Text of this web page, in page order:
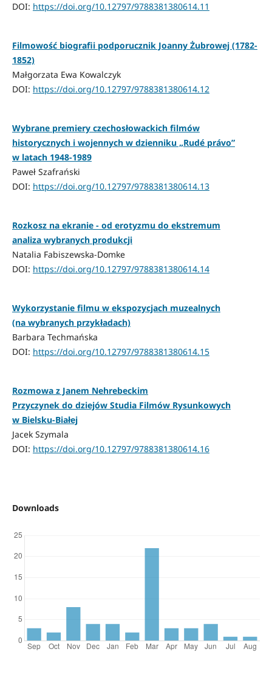
DOI: https://doi.org/10.12797/9788381380614.11
Filmowość biografii podporucznik Joanny Żubrowej (1782-
1852)
Małgorzata Ewa Kowalczyk
DOI: https://doi.org/10.12797/9788381380614.12
Wybrane premiery czechosłowackich filmów
historycznych i wojennych w dzienniku „Rudé právo”
w latach 1948-1989
Paweł Szafrański
DOI: https://doi.org/10.12797/9788381380614.13
Rozkosz na ekranie - od erotyzmu do ekstremum
analiza wybranych produkcji
Natalia Fabiszewska-Domke
DOI: https://doi.org/10.12797/9788381380614.14
Wykorzystanie filmu w ekspozycjach muzealnych
(na wybranych przykładach)
Barbara Techmańska
DOI: https://doi.org/10.12797/9788381380614.15
Rozmowa z Janem Nehrebeckim
Przyczynek do dziejów Studia Filmów Rysunkowych
w Bielsku-Białej
Jacek Szymala
DOI: https://doi.org/10.12797/9788381380614.16
Downloads